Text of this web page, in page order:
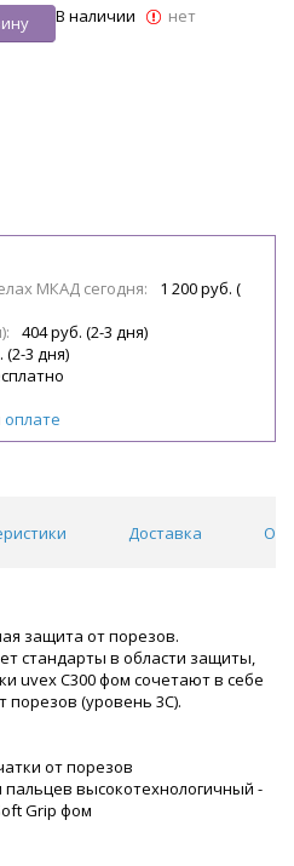
В наличии нет
МКАД сегодня:
1 200 руб. (
404 руб. (2-3 дня)
(2-3 дня)
оплате
Доставка
защита от порезов.
стандарты в области защиты,
uvex C300 фом сочетают в себе
порезов (уровень 3C).
от порезов
высокотехнологичный -
Grip фом